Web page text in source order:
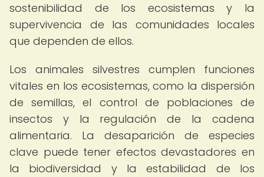
sostenibilidad de los ecosistemas y la
supervivencia de las comunidades locales
que dependen de ellos.
Los animales silvestres cumplen funciones
vitales en los ecosistemas, como la dispersión
de semillas, el control de poblaciones de
insectos y la regulación de la cadena
alimentaria. La desaparición de especies
clave puede tener efectos devastadores en
la biodiversidad y la estabilidad de los